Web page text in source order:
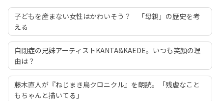
子どもを産まない女性はかわいそう？ 「母親」の歴史を考
える
自閉症の兄妹アーティストKANTA&KAEDE。いつも笑顔の理
由は？
藤木直人が『ねじまき鳥クロニクル』を朗読。「残虐なこと
もちゃんと描いてる」